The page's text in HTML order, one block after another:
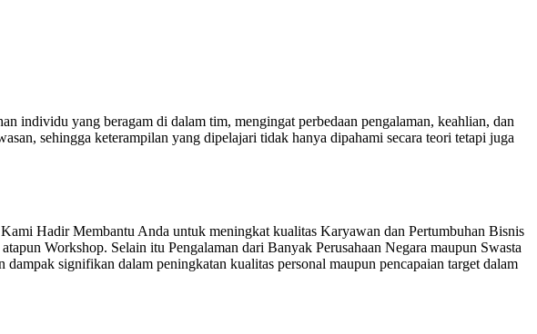
individu yang beragam di dalam tim, mengingat perbedaan pengalaman, keahlian, dan
sehingga keterampilan yang dipelajari tidak hanya dipahami secara teori tetapi juga
Hadir Membantu Anda untuk meningkat kualitas Karyawan dan Pertumbuhan Bisnis
Workshop. Selain itu Pengalaman dari Banyak Perusahaan Negara maupun Swasta
signifikan dalam peningkatan kualitas personal maupun pencapaian target dalam